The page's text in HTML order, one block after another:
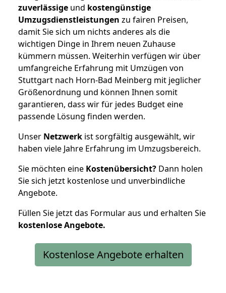
zuverlässige und kostengünstige
Umzugsdienstleistungen zu fairen Preisen,
damit Sie sich um nichts anderes als die
wichtigen Dinge in Ihrem neuen Zuhause
kümmern müssen. Weiterhin verfügen wir über
umfangreiche Erfahrung mit Umzügen von
Stuttgart nach Horn-Bad Meinberg mit jeglicher
Größenordnung und können Ihnen somit
garantieren, dass wir für jedes Budget eine
passende Lösung finden werden.
Unser Netzwerk ist sorgfältig ausgewählt, wir
haben viele Jahre Erfahrung im Umzugsbereich.
Sie möchten eine Kostenübersicht? Dann holen
Sie sich jetzt kostenlose und unverbindliche
Angebote.
Füllen Sie jetzt das Formular aus und erhalten Sie
kostenloseAngebote.
Kostenlose Angebote erhalten